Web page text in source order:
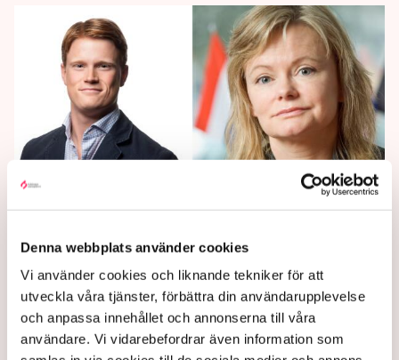
Denna webbplats använder cookies
Vi använder cookies och liknande tekniker för att
utveckla våra tjänster, förbättra din användarupplevelse
och anpassa innehållet och annonserna till våra
användare. Vi vidarebefordrar även information som
med ”just-in-case”-strategier
I kölvattnet av krig och turbulensen efter pandemin
upplever företag allt oftare problem med olika
leveranskedjor. Enligt en ny undersökning från